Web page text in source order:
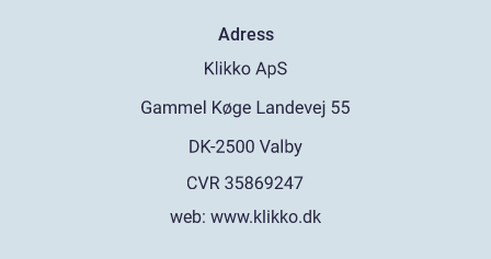
Adress
web: www.klikko.dk